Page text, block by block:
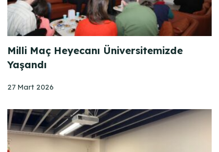
Milli Maç Heyecanı Üniversitemizde
Yaşandı
27 Mart 2026